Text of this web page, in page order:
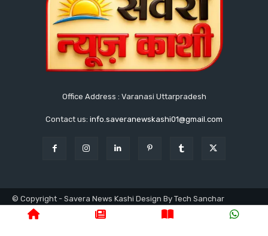
Office Address : Varanasi Uttarpradesh
Contact us: info.saveranewskashi01@gmail.com
© Copyright - Savera News Kashi Design By Tech Sanchar
9140753811
उत्तरप्रदेश क्राइम
प्रशासनिक